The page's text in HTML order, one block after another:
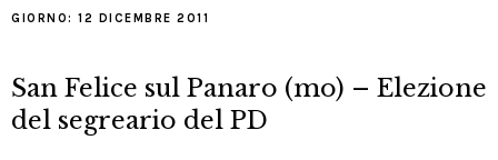
GIORNO: 12 DICEMBRE 2011
San Felice sul Panaro (mo) – Elezione
del segreario del PD